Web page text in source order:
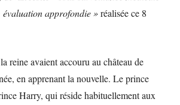
évaluation approfondie »réalisée ce 8
reine avaient accouru au château de
en apprenant la nouvelle. Le prince
Harry, qui réside habituellement aux